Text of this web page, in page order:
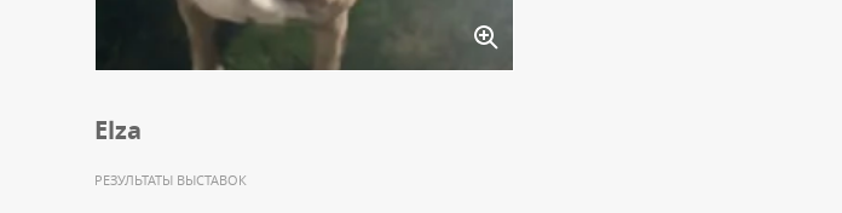
Elza
РЕЗУЛЬТАТЫ ВЫСТАВОК